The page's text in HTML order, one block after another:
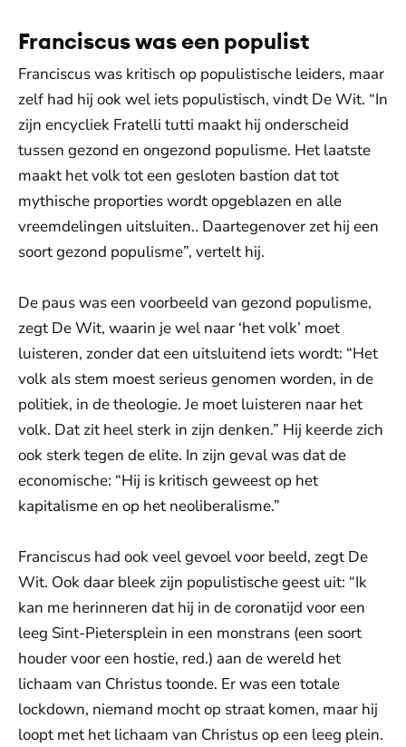
Franciscus was een populist
Franciscus was kritisch op populistische leiders, maar
zelf had hij ook wel iets populistisch, vindt De Wit. “In
zijn encycliek Fratelli tutti maakt hij onderscheid
tussen gezond en ongezond populisme. Het laatste
maakt het volk tot een gesloten bastion dat tot
mythische proporties wordt opgeblazen en alle
vreemdelingen uitsluiten.. Daartegenover zet hij een
soort gezond populisme”, vertelt hij.
De paus was een voorbeeld van gezond populisme,
zegt De Wit, waarin je wel naar ‘het volk’ moet
luisteren, zonder dat een uitsluitend iets wordt: “Het
volk als stem moest serieus genomen worden, in de
politiek, in de theologie. Je moet luisteren naar het
volk. Dat zit heel sterk in zijn denken.” Hij keerde zich
ook sterk tegen de elite. In zijn geval was dat de
economische: “Hij is kritisch geweest op het
kapitalisme en op het neoliberalisme.”
Franciscus had ook veel gevoel voor beeld, zegt De
Wit. Ook daar bleek zijn populistische geest uit: “Ik
kan me herinneren dat hij in de coronatijd voor een
leeg Sint-Pietersplein in een monstrans (een soort
houder voor een hostie, red.) aan de wereld het
lichaam van Christus toonde. Er was een totale
lockdown, niemand mocht op straat komen, maar hij
loopt met het lichaam van Christus op een leeg plein.